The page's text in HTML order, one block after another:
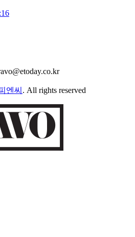
엔씨 . All rights reserved